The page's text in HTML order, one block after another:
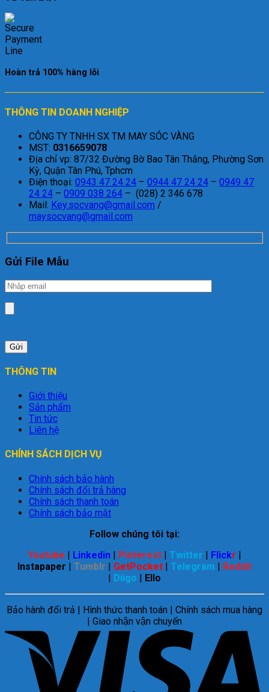
Hoàn trả 100% hàng lỗi
THÔNG TIN DOANH NGHIỆP
CÔNG TY TNHH SX TM MAY SÓC VÀNG
MST: 0316659078
Địa chỉ vp: 87/32 Đường Bờ Bao Tân Thắng, Phường Sơn
Kỳ, Quận Tân Phú, Tphcm
Điện thoại: 0943 47 24 24 – 0944 47 24 24 – 0949 47
24 24 – 0909 038 264 – (028) 2 346 678
Mail: Key.socvang@gmail.com /
maysocvang@gmail.com
Gửi File Mẫu
THÔNG TIN
Giới thiệu
Sản phẩm
Tin tức
Liên hệ
CHÍNH SÁCH DỊCH VỤ
Chính sách bảo hành
Chính sách đổi trả hàng
Chính sách thanh toán
Chính sách bảo mật
Follow chúng tôi tại:
Youtube | Linkedin | Pinterest | Twitter | Flickr |
Instapaper | Tumblr | GetPocket | Telegram | Reddit
| Diigo | Ello
Bảo hành đổi trả | Hình thức thanh toán | Chính sách mua hàng
| Giao nhận vận chuyển